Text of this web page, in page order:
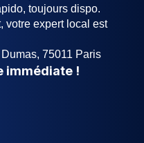
toujours dispo.
votre expert local est
75011 Paris
immédiate !